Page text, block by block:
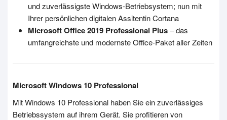
und zuverlässigste Windows-Betriebsystem; nun mit
Ihrer persönlichen digitalen Assitentin Cortana
Microsoft Office 2019 Professional Plus– das
umfangreichste und modernste Office-Paket aller Zeiten
Microsoft Windows 10 Professional
Mit Windows 10 Professional haben Sie ein zuverlässiges
Betriebssystem auf ihrem Gerät. Sie profitieren von